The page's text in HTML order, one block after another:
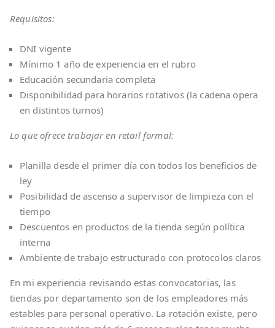
Requisitos:
DNI vigente
Mínimo 1 año de experiencia en el rubro
Educación secundaria completa
Disponibilidad para horarios rotativos (la cadena opera
en distintos turnos)
Lo que ofrece trabajar en retail formal:
Planilla desde el primer día con todos los beneficios de
ley
Posibilidad de ascenso a supervisor de limpieza con el
tiempo
Descuentos en productos de la tienda según política
interna
Ambiente de trabajo estructurado con protocolos claros
En mi experiencia revisando estas convocatorias, las
tiendas por departamento son de los empleadores más
estables para personal operativo. La rotación existe, pero